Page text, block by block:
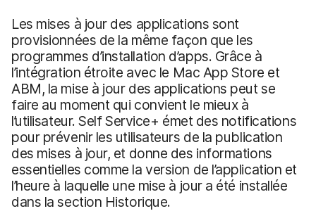
Les mises à jour des applications sont
provisionnées de la même façon que les
programmes d’installation d’apps. Grâce à
l’intégration étroite avec le Mac App Store et
ABM, la mise à jour des applications peut se
faire au moment qui convient le mieux à
l’utilisateur. Self Service+ émet des notifications
pour prévenir les utilisateurs de la publication
des mises à jour, et donne des informations
essentielles comme la version de l’application et
l’heure à laquelle une mise à jour a été installée
dans la section Historique.